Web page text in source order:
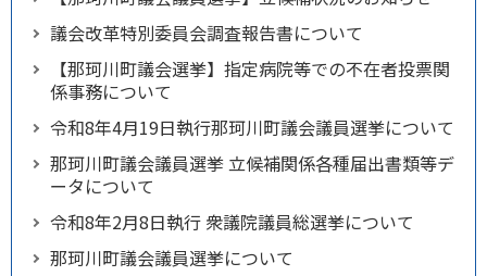
議会改革特別委員会調査報告書について
【那珂川町議会選挙】指定病院等での不在者投票関
係事務について
令和8年4月19日執行那珂川町議会議員選挙について
那珂川町議会議員選挙 立候補関係各種届出書類等デ
ータについて
令和8年2月8日執行 衆議院議員総選挙について
那珂川町議会議員選挙について